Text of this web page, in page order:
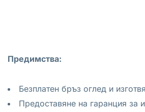
Предимства:
Безплатен бръз оглед и
Предоставяне на гаранция за